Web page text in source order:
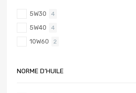
5W30 4
5W40 4
10W60 2
NORME D’HUILE